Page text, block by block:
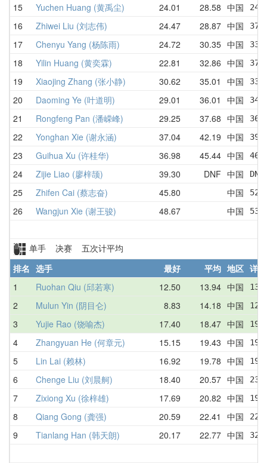
15 Yuchen Huang (黄禹尘) 24.01 28.58 中国
16 Zhiwei Liu (刘志伟) 24.47 28.87 中国
17 Chenyu Yang (杨陈雨) 24.72 30.35 中国
18 Yilin Huang (黄奕霖) 22.81 32.86 中国
19 Xiaojing Zhang (张小静) 30.62 35.01 中国
20 Daoming Ye (叶道明) 29.01 36.01 中国
21 Rongfeng Pan (潘嵘峰) 29.25 37.68 中国
22 Yonghan Xie (谢永涵) 37.04 42.19 中国
23 Guihua Xu (许桂华) 36.98 45.44 中国
24 Zijie Liao (廖梓颉) 39.30 DNF 中国
25 Zhifen Cai (蔡志奋) 45.80 中国
26 Wangjun Xie (谢王骏) 48.67 中国
单手 决赛 五次计平均
排名 选手 最好 平均 地区 详情
1
Ruohan Qiu (邱若寒) 12.50 13.94 中国
2 Mulun Yin (阴目仑) 8.83 14.18 中国
3 Yujie Rao (饶喻杰) 17.40 18.47 中国
4 Zhangyuan He (何章元) 15.15 19.43 中国
5 Lin Lai (赖林) 16.92 19.78 中国
6 Chenge Liu (刘晨舸) 18.40 20.57 中国
7 Zixiong Xu (徐梓雄) 17.69 20.82 中国
8 Qiang Gong (龚强) 20.59 22.41 中国
9 Tianlang Han (韩天朗) 20.17 22.77 中国